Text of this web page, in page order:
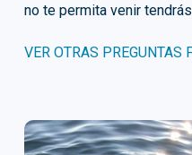
no te permita venir
VER OTRAS PREGUNTAS